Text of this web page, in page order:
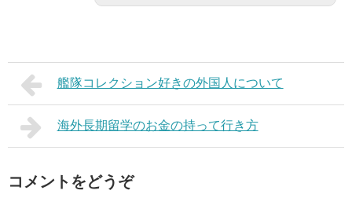
艦隊コレクション好きの外国人について
海外長期留学のお金の持って行き方
コメントをどうぞ